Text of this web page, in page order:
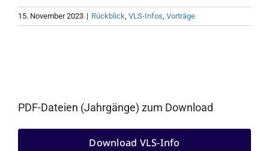
15. November 2023 | Rückblick, VLS-Infos, Vorträge
PDF-Dateien (Jahrgänge) zum Download
Download VLS-Info